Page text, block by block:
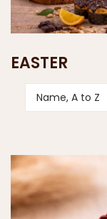
EASTER
Name, A to Z